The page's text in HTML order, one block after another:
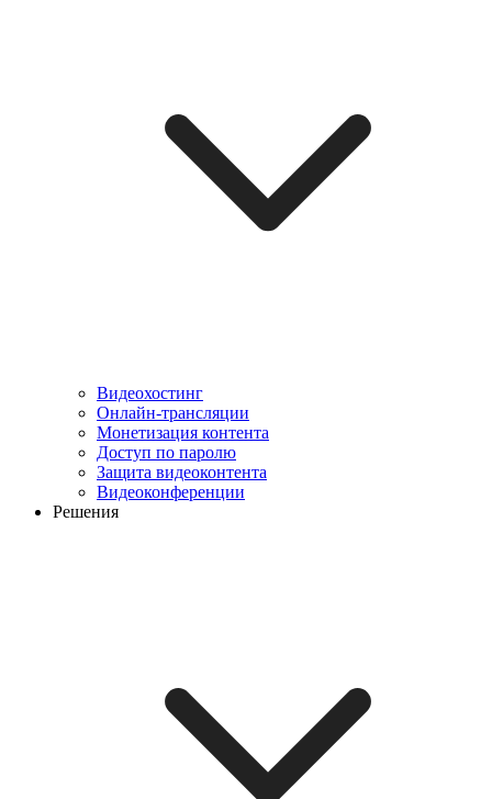
Видеохостинг
Онлайн-трансляции
Монетизация контента
Доступ по паролю
Защита видеоконтента
Видеоконференции
Решения